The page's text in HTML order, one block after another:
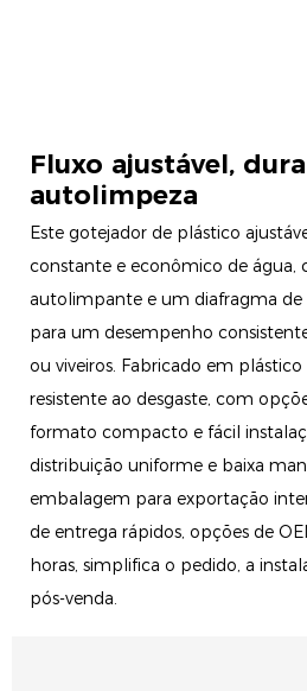
Fluxo ajustável,
autolimpeza
Este gotejador de plástico
constante e econômico de água,
autolimpante e um diafragma de
para um desempenho
ou viveiros. Fabricado em
resistente ao desgaste, com
formato compacto e fácil
distribuição uniforme e baixa
embalagem para exportação
de entrega rápidos, opções de
horas, simplifica o pedido, a
pós-venda.